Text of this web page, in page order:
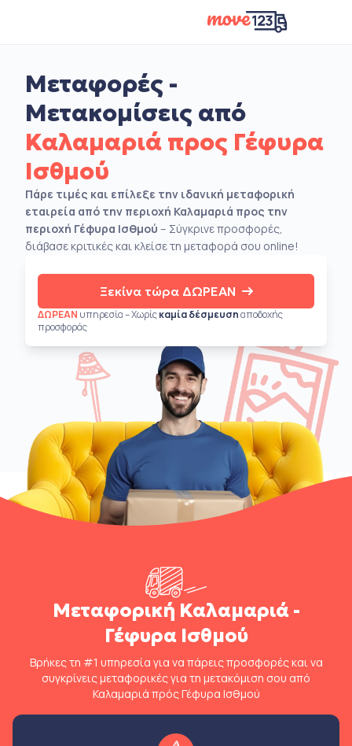
Μεταφορές -
Μετακομίσεις από
Καλαμαριά προς Γέφυρα
Ισθμού
Πάρε τιμές και επίλεξε την ιδανική μεταφορική
εταιρεία από την περιοχή Καλαμαριά προς την
περιοχή Γέφυρα Ισθμού – Σύγκρινε προσφορές,
διάβασε κριτικές και κλείσε τη μεταφορά σου online!
Ξεκίνα τώρα ΔΩΡΕΑΝ
ΔΩΡΕΑΝ υπηρεσία – Χωρίςκαμία δέσμευσηαποδοχής
προσφοράς
Μεταφορική Καλαμαριά -
Γέφυρα Ισθμού
Βρήκες τη #1 υπηρεσία για να πάρεις προσφορές και να
συγκρίνεις μεταφορικές για τη μετακόμιση σου από
Καλαμαριά πρός Γέφυρα Ισθμού